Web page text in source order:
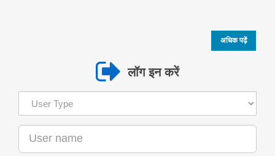
अधिक पढ़ें
लॉग इन करें